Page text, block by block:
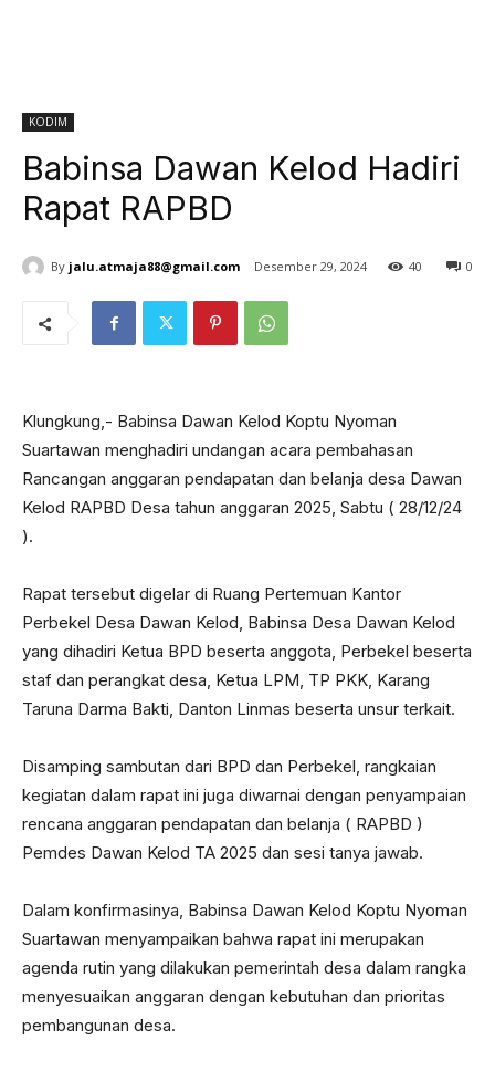
KODIM
Babinsa Dawan Kelod Hadiri
Rapat RAPBD
By jalu.atmaja88@gmail.com Desember 29, 2024 0
40
Klungkung,- Babinsa Dawan Kelod Koptu Nyoman
Suartawan menghadiri undangan acara pembahasan
Rancangan anggaran pendapatan dan belanja desa Dawan
Kelod RAPBD Desa tahun anggaran 2025, Sabtu ( 28/12/24
).
Rapat tersebut digelar di Ruang Pertemuan Kantor
Perbekel Desa Dawan Kelod, Babinsa Desa Dawan Kelod
yang dihadiri Ketua BPD beserta anggota, Perbekel beserta
staf dan perangkat desa, Ketua LPM, TP PKK, Karang
Taruna Darma Bakti, Danton Linmas beserta unsur terkait.
Disamping sambutan dari BPD dan Perbekel, rangkaian
kegiatan dalam rapat ini juga diwarnai dengan penyampaian
rencana anggaran pendapatan dan belanja ( RAPBD )
Pemdes Dawan Kelod TA 2025 dan sesi tanya jawab.
Dalam konfirmasinya, Babinsa Dawan Kelod Koptu Nyoman
Suartawan menyampaikan bahwa rapat ini merupakan
agenda rutin yang dilakukan pemerintah desa dalam rangka
menyesuaikan anggaran dengan kebutuhan dan prioritas
pembangunan desa.